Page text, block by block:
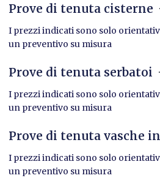
Prove di tenuta cisterne
I prezzi indicati sono solo
un preventivo su misura
Prove di tenuta serbatoi
I prezzi indicati sono solo
un preventivo su misura
Prove di tenuta vasche
I prezzi indicati sono solo
un preventivo su misura